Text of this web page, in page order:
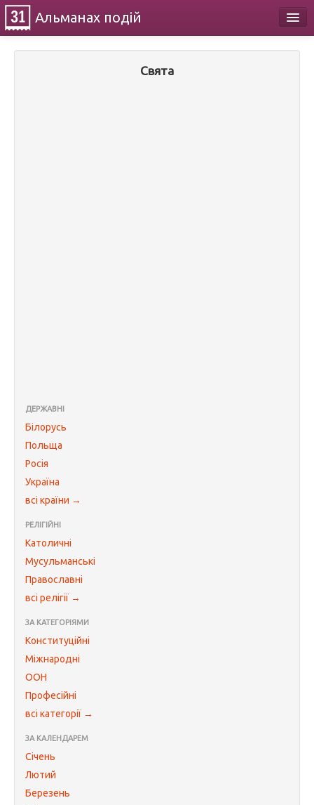
Альманах подій
Свята
ДЕРЖАВНІ
Білорусь
Польща
Росія
Україна
всі країни →
РЕЛІГІЙНІ
Католичні
Мусульманські
Православні
всі релігії →
ЗА КАТЕГОРІЯМИ
Конституційні
Міжнародні
ООН
Професійні
всі категорії →
ЗА КАЛЕНДАРЕМ
Січень
Лютий
Березень